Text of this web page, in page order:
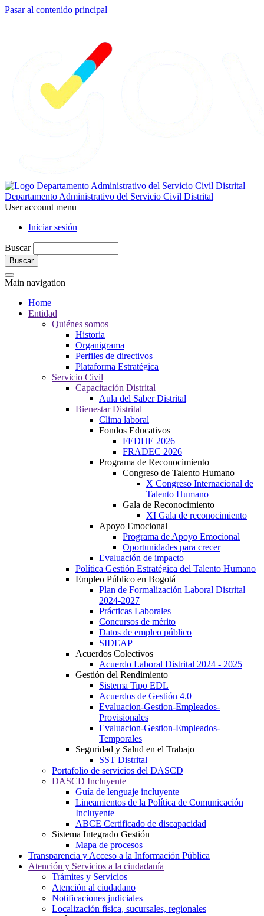
Pasar al contenido principal
Departamento Administrativo del Servicio Civil Distrital
User account menu
Iniciar sesión
Buscar
Main navigation
Home
Entidad
Quiénes somos
Historia
Organigrama
Perfiles de directivos
Plataforma Estratégica
Servicio Civil
Capacitación Distrital
Aula del Saber Distrital
Bienestar Distrital
Clima laboral
Fondos Educativos
FEDHE 2026
FRADEC 2026
Programa de Reconocimiento
Congreso de Talento Humano
X Congreso Internacional de
Talento Humano
Gala de Reconocimiento
XI Gala de reconocimiento
Apoyo Emocional
Programa de Apoyo Emocional
Oportunidades para crecer
Evaluación de impacto
Política Gestión Estratégica del Talento Humano
Empleo Público en Bogotá
Plan de Formalización Laboral Distrital
2024-2027
Prácticas Laborales
Concursos de mérito
Datos de empleo público
SIDEAP
Acuerdos Colectivos
Acuerdo Laboral Distrital 2024 - 2025
Gestión del Rendimiento
Sistema Tipo EDL
Acuerdos de Gestión 4.0
Evaluacion-Gestion-Empleados-
Provisionales
Evaluacion-Gestion-Empleados-
Temporales
Seguridad y Salud en el Trabajo
SST Distrital
Portafolio de servicios del DASCD
DASCD Incluyente
Guía de lenguaje incluyente
Lineamientos de la Política de Comunicación
Incluyente
ABCE Certificado de discapacidad
Sistema Integrado Gestión
Mapa de procesos
Transparencia y Acceso a la Información Pública
Atención y Servicios a la ciudadanía
Trámites y Servicios
Atención al ciudadano
Notificaciones judiciales
Localización física, sucursales, regionales